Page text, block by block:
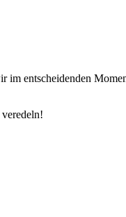
im entscheidenden